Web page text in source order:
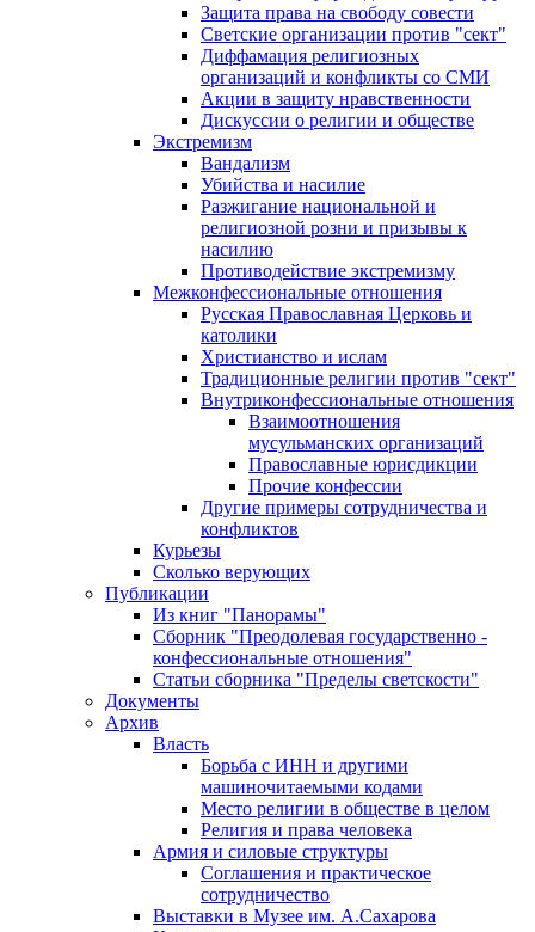
Защита права на свободу совести
Светские организации против "сект"
Диффамация религиозных
организаций и конфликты со СМИ
Акции в защиту нравственности
Дискуссии о религии и обществе
Экстремизм
Вандализм
Убийства и насилие
Разжигание национальной и
религиозной розни и призывы к
насилию
Противодействие экстремизму
Межконфессиональные отношения
Русская Православная Церковь и
католики
Христианство и ислам
Традиционные религии против "сект"
Внутриконфессиональные отношения
Взаимоотношения
мусульманских организаций
Православные юрисдикции
Прочие конфессии
Другие примеры сотрудничества и
конфликтов
Курьезы
Сколько верующих
Публикации
Из книг "Панорамы"
Сборник "Преодолевая государственно -
конфессиональные отношения"
Статьи сборника "Пределы светскости"
Документы
Архив
Власть
Борьба с ИНН и другими
машиночитаемыми кодами
Место религии в обществе в целом
Религия и права человека
Армия и силовые структуры
Соглашения и практическое
сотрудничество
Выставки в Музее им. А.Сахарова